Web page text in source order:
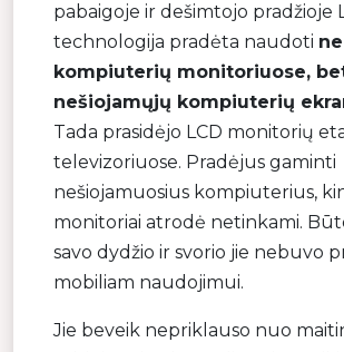
pabaigoje ir dešimtojo pradžioje
technologija pradėta naudoti
kompiuterių monitoriuose,
nešiojamųjų kompiuterių
Tada prasidėjo LCD monitorių
televizoriuose. Pradėjus gaminti
nešiojamuosius kompiuterius,
monitoriai atrodė netinkami.
savo dydžio ir svorio jie nebuvo
mobiliam naudojimui.
Jie beveik nepriklauso nuo